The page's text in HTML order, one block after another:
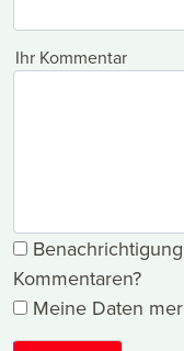
Ihr Kommentar
Kommentaren?
Meine Daten